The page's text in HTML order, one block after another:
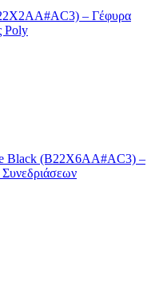
– Γέφυρα
Poly
Black (B22X6AA#AC3) –